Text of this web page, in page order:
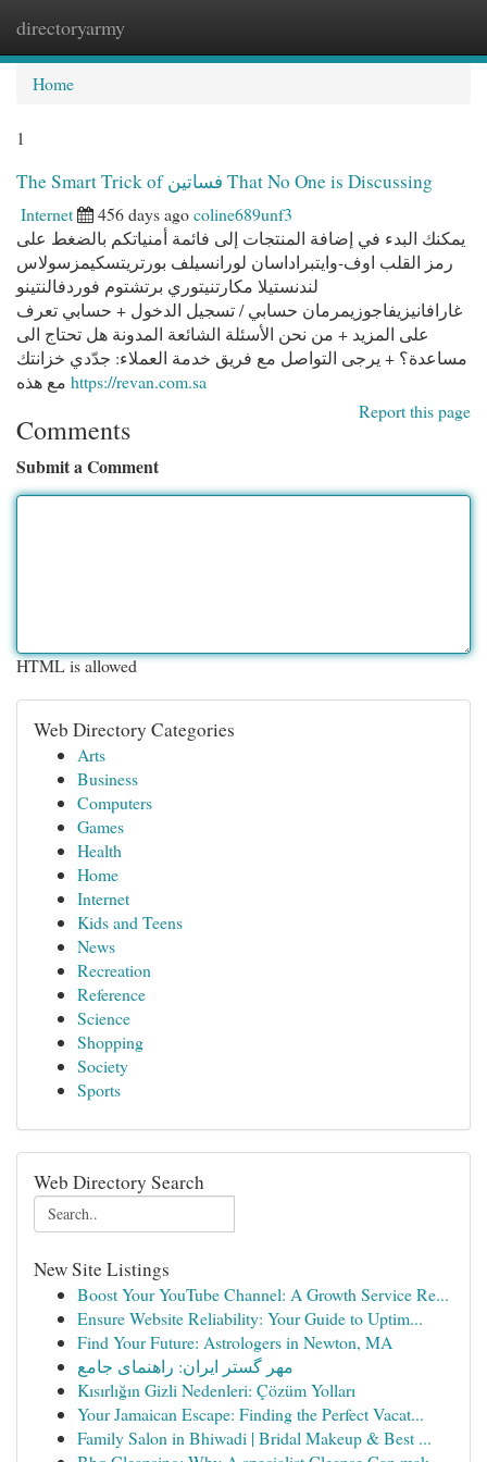
directoryarmy
Home
1
The Smart Trick of فساتين That No One is Discussing
Internet 456 days agocoline689unf3
يمكنك البدء في إضافة المنتجات إلى فائمة أمنياتكم بالضغط على
رمز القلب اوف-وايتبراداسان لورانسيلف بورتريتسكيمزسولاس
لندنستيلا مكارتنيتوري برتشتوم فوردفالنتينو
غارافانيزيفاجوزيمرمان حسابي / تسجيل الدخول + حسابي تعرف
على المزيد + من نحن الأسئلة الشائعة المدونة هل تحتاج الى
مساعدة؟ + يرجى التواصل مع فريق خدمة العملاء: جدّدي خزانتك
https://revan.com.sa
Report this page
Comments
Submit a Comment
HTML is allowed
Web Directory Categories
Arts
Business
Computers
Games
Health
Home
Internet
Kids and Teens
News
Recreation
Reference
Science
Shopping
Society
Sports
Web Directory Search
New Site Listings
Boost Your YouTube Channel: A Growth Service Re...
Ensure Website Reliability: Your Guide to Uptim...
Find Your Future: Astrologers in Newton, MA
مهر گستر ایران: راهنمای جامع
Kısırlığın Gizli Nedenleri: Çözüm Yolları
Your Jamaican Escape: Finding the Perfect Vacat...
Family Salon in Bhiwadi | Bridal Makeup & Best ...